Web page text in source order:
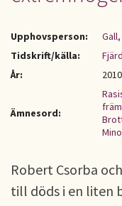
Upphovsperson:
Tidskrift/källa:
År:
2010
Ämnesord:
Robert Csorba
till döds i en liten